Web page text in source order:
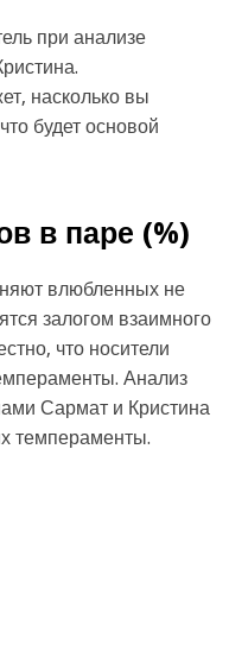
при анализе
насколько вы
будет основой
в паре (%)
влюбленных не
залогом взаимного
что носители
Анализ
Сармат и Кристина
темпераменты.